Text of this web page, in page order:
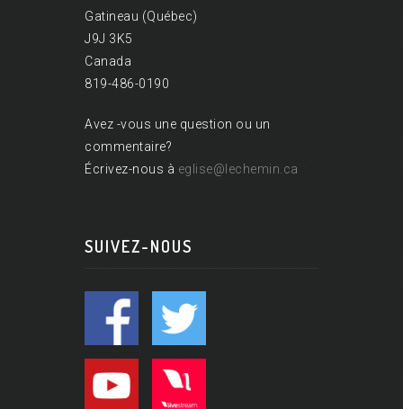
Gatineau (Québec)
J9J 3K5
Canada
819-486-0190
Avez -vous une question ou un
commentaire?
Écrivez-nous à eglise@lechemin.ca
SUIVEZ-NOUS